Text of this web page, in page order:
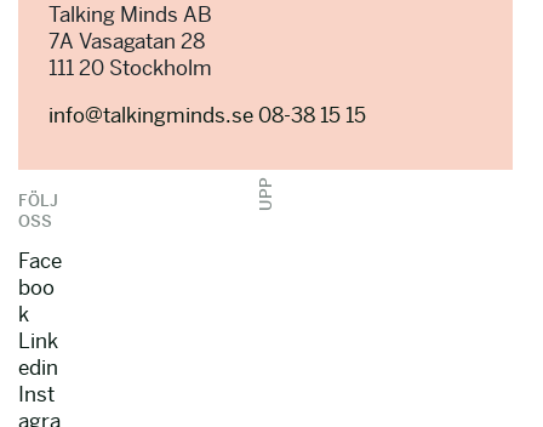
Talking Minds AB
7A Vasagatan 28
111 20 Stockholm
info@talkingminds.se08-38 15 15
UPP
FÖLJ
OSS
Face
boo
k
Link
edin
Inst
agra